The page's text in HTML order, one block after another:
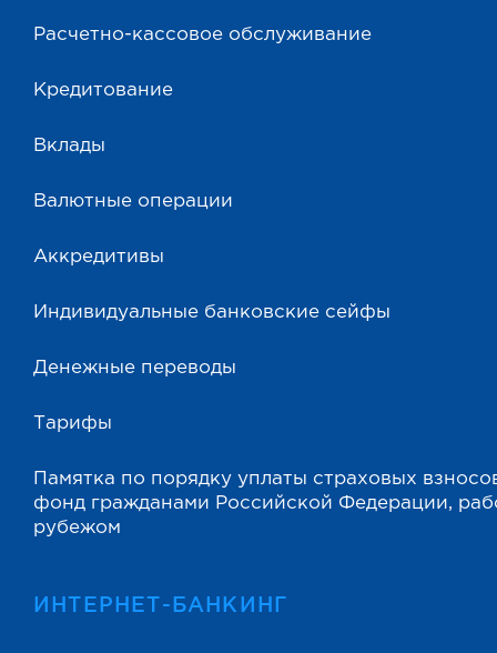
Расчетно-кассовое обслуживание
Кредитование
Вклады
Валютные операции
Аккредитивы
Индивидуальные банковские сейфы
Денежные переводы
Тарифы
Памятка по порядку уплаты страховых
фонд гражданами Российской Федерации,
рубежом
ИНТЕРНЕТ-БАНКИНГ